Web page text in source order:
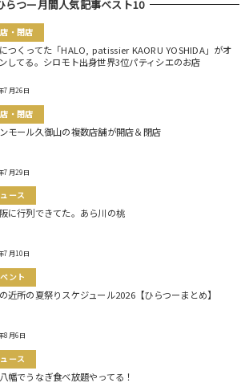
らつー月間人気記事ベスト10
・閉店
つくってた「HALO, patissier KAORU YOSHIDA」がオ
してる。シロモト出身世界3位パティシエのお店
7月26日
・閉店
モール久御山の複数店舗が開店＆閉店
7月29日
ース
に行列できてた。あら川の桃
7月10日
ント
近所の夏祭りスケジュール2026【ひらつーまとめ】
8月6日
ース
幡でうなぎ食べ放題やってる！